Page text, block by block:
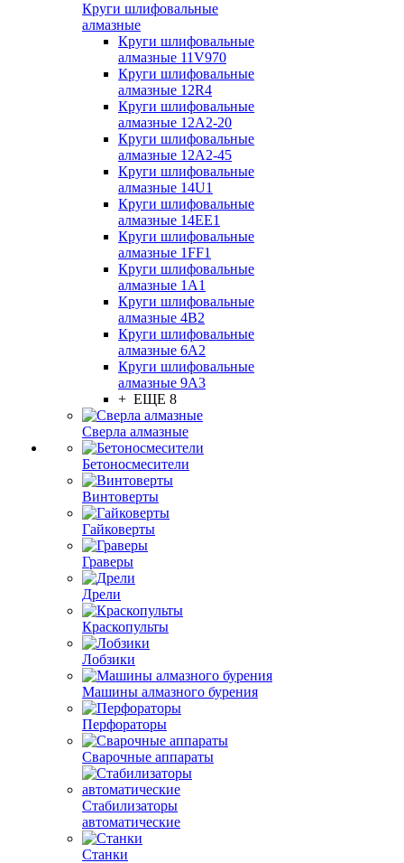
Круги шлифовальные
алмазные
Круги шлифовальные
алмазные 11V970
Круги шлифовальные
алмазные 12R4
Круги шлифовальные
алмазные 12А2-20
Круги шлифовальные
алмазные 12А2-45
Круги шлифовальные
алмазные 14U1
Круги шлифовальные
алмазные 14ЕЕ1
Круги шлифовальные
алмазные 1FF1
Круги шлифовальные
алмазные 1А1
Круги шлифовальные
алмазные 4В2
Круги шлифовальные
алмазные 6A2
Круги шлифовальные
алмазные 9А3
+ ЕЩЕ 8
Сверла алмазные
Бетоносмесители
Винтоверты
Гайковерты
Граверы
Дрели
Краскопульты
Лобзики
Машины алмазного бурения
Перфораторы
Сварочные аппараты
Стабилизаторы
автоматические
Станки